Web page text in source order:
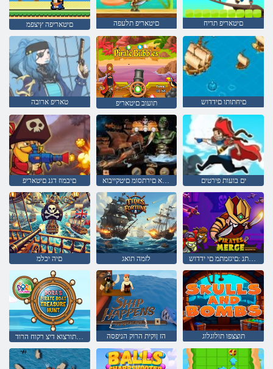
םיטאריפה ץיצפמ םיטאריפ תלעפה םיטאריפ תדיח
טאריפ ארובה תועוב םיטאריפ םיחתותו םידדוש
םיבמוז דגנ םיטאריפ םיטאריפה רצוא םירתסומ םיטקייבוא ים בועות פירטים
םיה יכלמ לזמה תואג
הרוד לש םיטאריפה תוריס תורצוא דיצ רקוח הרוד הז ןוקית הרוק הניפסה תוצצפו תולוגלוג